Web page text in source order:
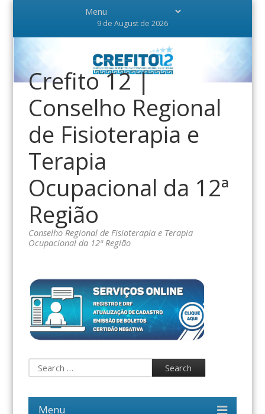
9 de August de 2026
Crefito 12 |
Conselho Regional
de Fisioterapia e
Terapia
Ocupacional da 12ª
Região
Conselho Regional de Fisioterapia e Terapia
Ocupacional da 12ª Região